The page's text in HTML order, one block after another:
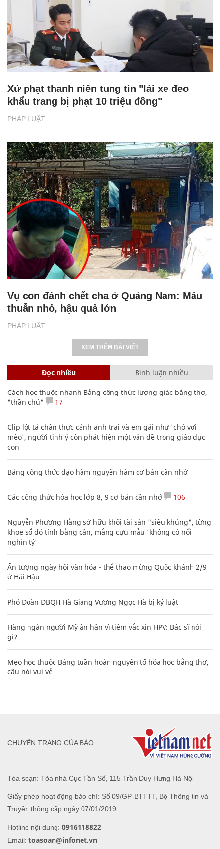
PHÁP LUẬT
Xử phạt thanh niên tung tin "lái xe đeo
khẩu trang bị phạt 10 triệu đồng"
PHÁP LUẬT
Vụ con đánh chết cha ở Quảng Nam: Mâu
thuẫn nhỏ, hậu quả lớn
XEM THÊM BÀI VIẾT
Đọc nhiều Bình luận nhiều
Cách học thuộc nhanh Bảng công thức lượng giác bằng thơ,
"thần chú"
17
Clip lột tả chân thực cảnh anh trai và em gái như 'chó với
mèo', người tinh ý còn phát hiện một vấn đề trong giáo dục
con
Bảng công thức đạo hàm nguyên hàm cơ bản cần nhớ
Các công thức hóa học lớp 8, 9 cơ bản cần nhớ 106
Nguyễn Phương Hằng sở hữu khối tài sản "siêu khủng", từng
khoe sổ đỏ tính bằng cân, mắng cựu mẫu 'không có nổi
nghìn tỷ'
Ấn tượng ngày hội văn hóa - thể thao mừng Quốc khánh 2/9
ở Hải Hậu
Phó Đoàn ĐBQH Hà Giang Vương Ngọc Hà bị kỷ luật
Hàng ngàn người Mỹ ân hận vì tiêm vắc xin HPV: Bác sĩ nói
gì?
Mẹo học thuộc Bảng tuần hoàn nguyên tố hóa học bằng thơ,
câu nói vui vẻ
Tòa soạn: Tòa nhà Cục Tần Số, 115 Trần Duy Hưng Hà Nội
Giấy phép hoạt động báo chí: Số 09/GP-BTTTT, Bộ Thông tin và
Truyền thông cấp ngày 07/01/2019.
Hotline nội dung: 0916118822
Email: toasoan@infonet.vn
CHUYÊN TRANG CỦA BÁO